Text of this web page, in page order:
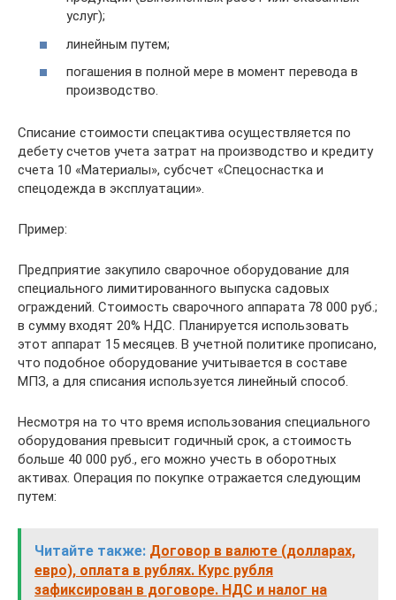
услуг);
линейным путем;
погашения в полной мере в момент перевода в
производство.
Списание стоимости спецактива осуществляется по
дебету счетов учета затрат на производство и кредиту
счета 10 «Материалы», субсчет «Спецоснастка и
спецодежда в эксплуатации».
Пример:
Предприятие закупило сварочное оборудование для
специального лимитированного выпуска садовых
ограждений. Стоимость сварочного аппарата 78 000 руб.;
в сумму входят 20% НДС. Планируется использовать
этот аппарат 15 месяцев. В учетной политике прописано,
что подобное оборудование учитывается в составе
МПЗ, а для списания используется линейный способ.
Несмотря на то что время использования специального
оборудования превысит годичный срок, а стоимость
больше 40 000 руб., его можно учесть в оборотных
активах. Операция по покупке отражается следующим
путем:
Читайте также: Договор в валюте (долларах,
евро), оплата в рублях. Курс рубля
зафиксирован в договоре. НДС и налог на